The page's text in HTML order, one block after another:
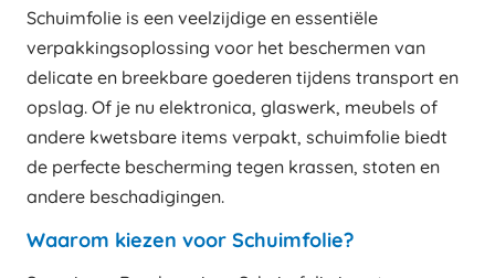
Schuimfolie is een veelzijdige en essentiële
verpakkingsoplossing voor het beschermen van
delicate en breekbare goederen tijdens transport en
opslag. Of je nu elektronica, glaswerk, meubels of
andere kwetsbare items verpakt, schuimfolie biedt
de perfecte bescherming tegen krassen, stoten en
andere beschadigingen.
Waarom kiezen voor Schuimfolie?